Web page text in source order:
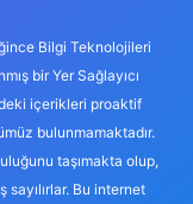
Bilgi Teknolojileri
bir Yer Sağlayıcı
içerikleri proaktif
bulunmamaktadır.
taşımakta olup,
Bu internet